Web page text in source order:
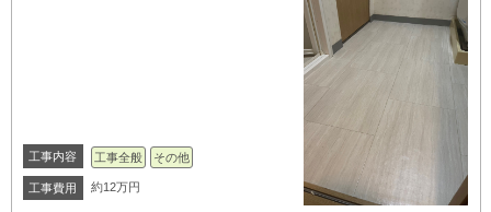
工事内容 工事全般 その他
工事費用 約12万円